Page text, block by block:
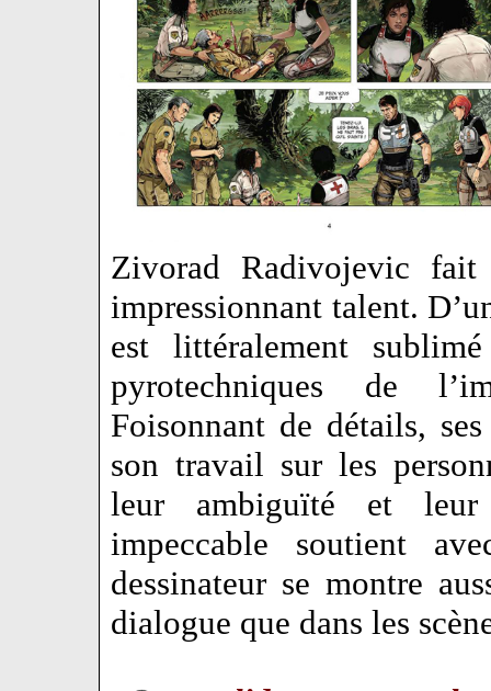
Zivorad Radivojevic
impressionnant talent.
est littéralement
pyrotechniques de
Foisonnant de détails,
son travail sur les
leur ambiguïté et leur
impeccable soutient
dessinateur se montre
dialogue que dans les